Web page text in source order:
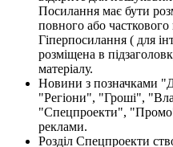
Посилання має бути
повного або часткового
Гіперпосилання ( для
розміщена в
матеріалу.
Новини з позначками
"Регіони", "Гроші",
"Спецпроекти",
реклами.
Розділ Спецпроекти